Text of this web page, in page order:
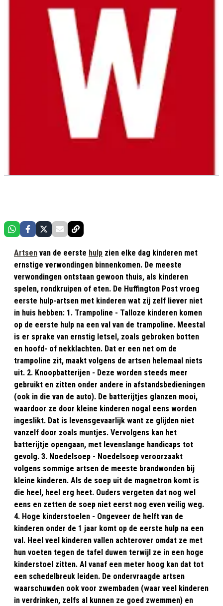
Artsen van de eerste hulp zien elke dag kinderen met
ernstige verwondingen binnenkomen. De meeste
verwondingen ontstaan gewoon thuis, als kinderen
spelen, rondkruipen of eten. De Huffington Post vroeg
eerste hulp-artsen met kinderen wat zij zelf liever niet
in huis hebben: 1. Trampoline - Talloze kinderen komen
op de eerste hulp na een val van de trampoline. Meestal
is er sprake van ernstig letsel, zoals gebroken botten
en hoofd- of nekklachten. Dat er een net om de
trampoline zit, maakt volgens de artsen helemaal niets
uit. 2. Knoopbatterijen - Deze worden steeds meer
gebruikt en zitten onder andere in afstandsbedieningen
(ook in die van de auto). De batterijtjes glanzen mooi,
waardoor ze door kleine kinderen nogal eens worden
ingeslikt. Dat is levensgevaarlijk want ze glijden niet
vanzelf door zoals muntjes. Vervolgens kan het
batterijtje opengaan, met levenslange handicaps tot
gevolg. 3. Noedelsoep - Noedelsoep veroorzaakt
volgens sommige artsen de meeste brandwonden bij
kleine kinderen. Als de soep uit de magnetron komt is
die heel, heel erg heet. Ouders vergeten dat nog wel
eens en zetten de soep niet eerst nog even veilig weg.
4. Hoge kinderstoelen - Ongeveer de helft van de
kinderen onder de 1 jaar komt op de eerste hulp na een
val. Heel veel kinderen vallen achterover omdat ze met
hun voeten tegen de tafel duwen terwijl ze in een hoge
kinderstoel zitten. Al vanaf een meter hoog kan dat tot
een schedelbreuk leiden. De ondervraagde artsen
waarschuwden ook voor zwembaden (waar veel kinderen
in verdrinken, zelfs al kunnen ze goed zwemmen) en